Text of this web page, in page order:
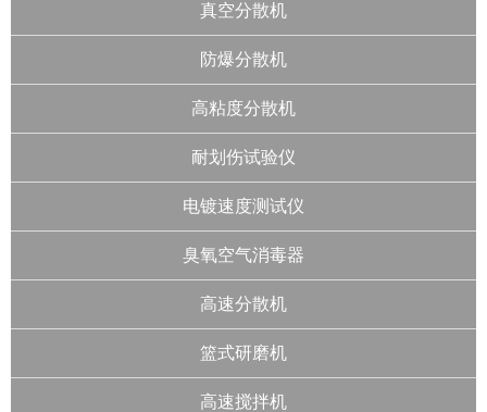
真空分散机
防爆分散机
高粘度分散机
耐划伤试验仪
电镀速度测试仪
臭氧空气消毒器
高速分散机
篮式研磨机
高速搅拌机